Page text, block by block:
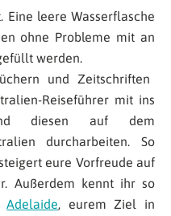
Eine leere Wasserflasche
ohne Probleme mit an
werden.
und Zeitschriften
Reiseführer mit ins
diesen auf dem
durcharbeiten. So
eure Vorfreude auf
Außerdem kennt ihr so
Adelaide, eurem Ziel in